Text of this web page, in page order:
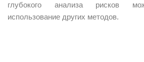
глубокого анализа рисков
использование других методов.